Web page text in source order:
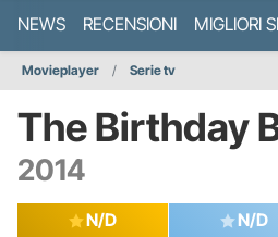
NEWS RECENSIONI MIGLIORI
Movieplayer Serie tv
The Birthday
2014
N/D N/D